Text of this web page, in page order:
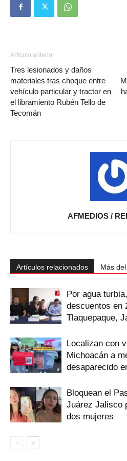
Artículo anterior
Tres lesionados y daños
materiales tras choque entre
vehículo particular y tractor en
el libramiento Rubén Tello de
Tecomán
AFMEDIOS /
Artículos relacionados Más
Por agua
descuentos en
Tlaquepaque,
Localizan con
Michoacán a
desaparecido
Bloquean el
Juárez Jalisco
dos mujeres